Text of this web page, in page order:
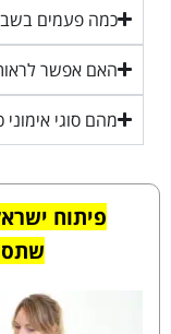
כמה פעמים
האם אפשר
מהם סוגי
פיתוח